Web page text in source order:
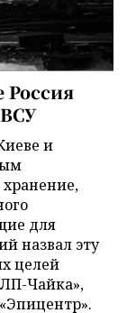
Россия
и
для
назвал эту
целей
Чайка»,